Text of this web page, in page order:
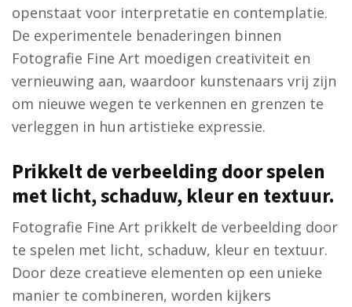
openstaat voor interpretatie en contemplatie.
De experimentele benaderingen binnen
Fotografie Fine Art moedigen creativiteit en
vernieuwing aan, waardoor kunstenaars vrij zijn
om nieuwe wegen te verkennen en grenzen te
verleggen in hun artistieke expressie.
Prikkelt de verbeelding door spelen
met licht, schaduw, kleur en textuur.
Fotografie Fine Art prikkelt de verbeelding door
te spelen met licht, schaduw, kleur en textuur.
Door deze creatieve elementen op een unieke
manier te combineren, worden kijkers